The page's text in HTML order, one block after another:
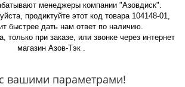
менеджеры компании "Азовдиск".
продиктуйте этот код товара 104148-01,
быстрее дать нам ответ по наличию.
только при заказе, или звонке через интернет
магазин Азов-Тэк .
вашими параметрами!